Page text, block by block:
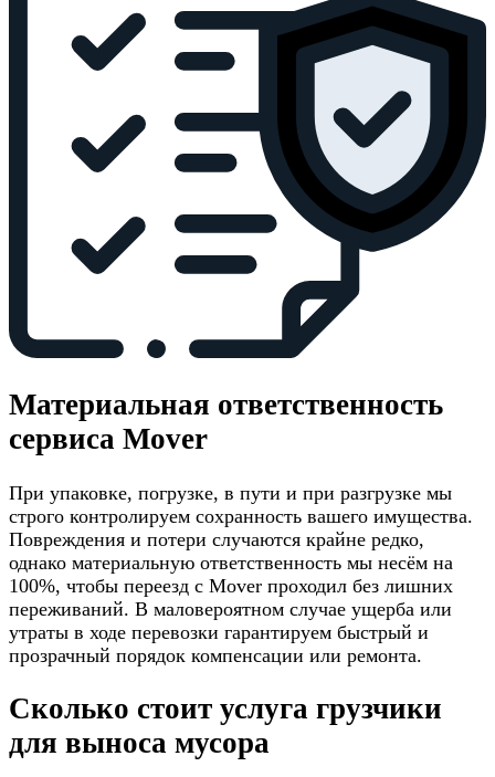
Материальная ответственность
сервиса Mover
При упаковке, погрузке, в пути и при разгрузке мы
строго контролируем сохранность вашего имущества.
Повреждения и потери случаются крайне редко,
однако материальную ответственность мы несём на
100%, чтобы переезд с Mover проходил без лишних
переживаний. В маловероятном случае ущерба или
утраты в ходе перевозки гарантируем быстрый и
прозрачный порядок компенсации или ремонта.
Сколько стоит услуга грузчики
для выноса мусора